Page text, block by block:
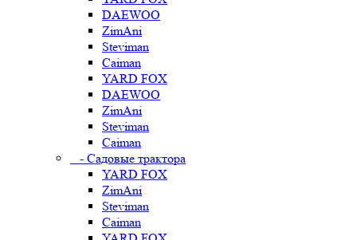
DAEWOO
ZimAni
Steviman
Caiman
YARD FOX
DAEWOO
ZimAni
Steviman
Caiman
- Садовые трактора
YARD FOX
ZimAni
Steviman
Caiman